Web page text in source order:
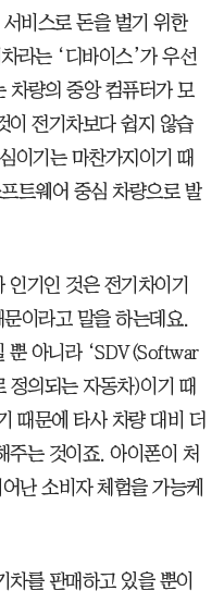
비스로 돈을 벌기 위한
라는 ‘디바이스’가 우선
차량의 중앙 컴퓨터가 모
이 전기차보다 쉽지 않습
이기는 마찬가지이기 때
트웨어 중심 차량으로 발
기인 것은 전기차이기
이라고 말을 하는데요.
뿐 아니라 ‘SDV(Softwar
의되는 자동차)이기 때
때문에 타사 차량 대비 더
주는 것이죠. 아이폰이 처
난 소비자 체험을 가능케
를 판매하고 있을 뿐이